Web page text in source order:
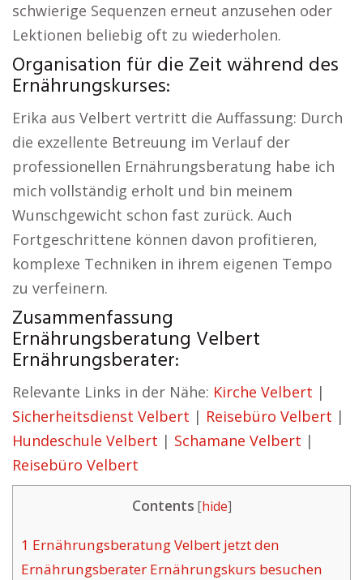
schwierige Sequenzen erneut anzusehen oder
Lektionen beliebig oft zu wiederholen.
Organisation für die Zeit während des
Ernährungskurses:
Erika aus Velbert vertritt die Auffassung: Durch
die exzellente Betreuung im Verlauf der
professionellen Ernährungsberatung habe ich
mich vollständig erholt und bin meinem
Wunschgewicht schon fast zurück. Auch
Fortgeschrittene können davon profitieren,
komplexe Techniken in ihrem eigenen Tempo
zu verfeinern.
Zusammenfassung
Ernährungsberatung Velbert
Ernährungsberater:
Relevante Links in der Nähe: Kirche Velbert |
Sicherheitsdienst Velbert | Reisebüro Velbert |
Hundeschule Velbert | Schamane Velbert |
Reisebüro Velbert
Contents [hide]
1 Ernährungsberatung Velbert jetzt den
Ernährungsberater Ernährungskurs besuchen